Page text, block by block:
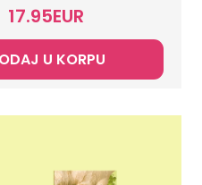
17.95EUR
U KORPU